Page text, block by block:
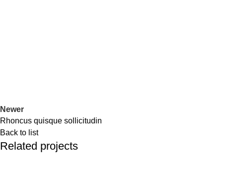
Newer
Rhoncus quisque sollicitudin
Back to list
Related projects